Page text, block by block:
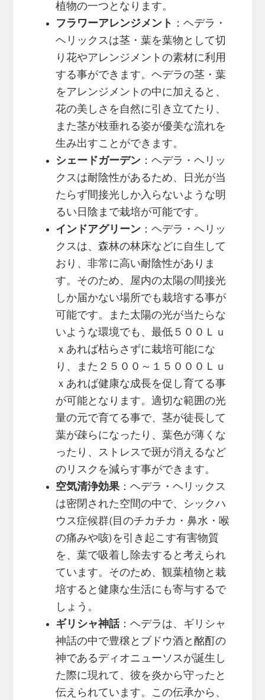
植物の一つとなります。
フラワーアレンジメント
：ヘデラ・
ヘリックスは茎・葉を葉物として切
り花やアレンジメントの素材に利用
する事ができます。ヘデラの茎・葉
をアレンジメントの中に加えると、
花の美しさを自然に引き立てたり、
また茎が枝垂れる姿が優美な流れを
生み出すことができます。
シェードガーデン：ヘデラ・ヘリッ
クスは耐陰性があるため、日光が当
たらず間接光しか入らないような明
るい日陰まで栽培が可能です。
インドアグリーン：ヘデラ・ヘリッ
クスは、森林の林床などに自生して
おり、非常に高い耐陰性がありま
す。そのため、屋内の太陽の間接光
しか届かない場所でも栽培する事が
可能です。また太陽の光が当たらな
いような環境でも、最低５００Ｌｕ
ｘあれば枯らさずに栽培可能にな
り、また２５００～１５０００Ｌｕ
ｘあれば健康な成長を促し育てる事
が可能となります。適切な範囲の光
量の元で育てる事で、茎が徒長して
葉が疎らになったり、葉色が薄くな
ったり、ストレスで斑が消えるなど
のリスクを減らす事ができます。
空気清浄効果：ヘデラ・ヘリックス
は密閉された空間の中で、シックハ
ウス症候群(目のチカチカ・鼻水・喉
の痛みや咳)を引き起こす有害物質
を、葉で吸着し除去すると考えられ
ています。そのため、観葉植物と栽
培すると健康な生活にも寄与するで
しょう。
ギリシャ神話：ヘデラは、ギリシャ
神話の中で豊穣とブドウ酒と酩酊の
神であるディオニューソスが誕生し
た際に現れて、彼を炎から守ったと
伝えられています。この伝承から、